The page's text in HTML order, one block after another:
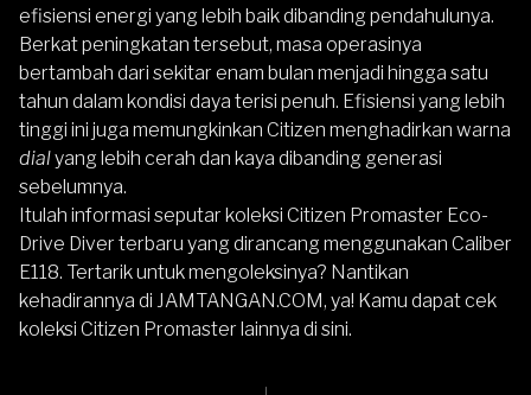
efisiensi energi yang lebih baik dibanding pendahulunya.
Berkat peningkatan tersebut, masa operasinya
bertambah dari sekitar enam bulan menjadi hingga satu
tahun dalam kondisi daya terisi penuh. Efisiensi yang lebih
tinggi ini juga memungkinkan Citizen menghadirkan warna
dialyang lebih cerah dan kaya dibanding generasi
sebelumnya.
Itulah informasi seputar koleksi Citizen Promaster Eco-
Drive Diver terbaru yang dirancang menggunakan Caliber
E118. Tertarik untuk mengoleksinya? Nantikan
kehadirannya di JAMTANGAN.COM, ya! Kamu dapatcek
koleksi Citizen Promaster lainnya di sini.